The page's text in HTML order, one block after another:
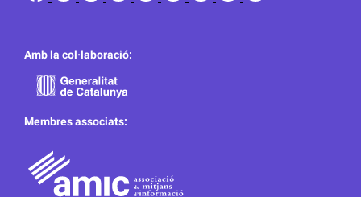
Amb la col·laboració:
Membres associats: